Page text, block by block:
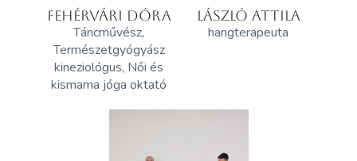
FEHÉRVÁRI DÓRA
Táncművész,
Természetgyógyász
kineziológus, Női és
kismama jóga oktató
LÁSZLÓ ATTILA
hangterapeuta